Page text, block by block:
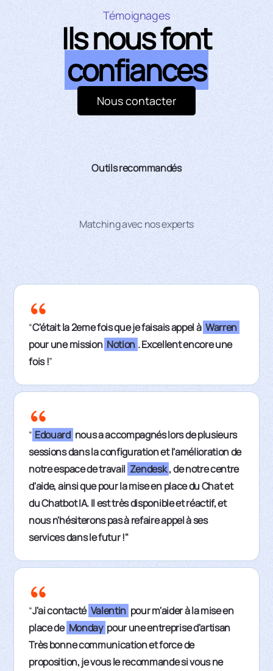
Témoignages
Ils nous font
confiances
Nous contacter
Outils recommandés
Matching avec nos experts
“C'était la 2eme fois que je faisais appel à Warren
pour une mission Notion . Excellent encore une
fois !”
“ Edouard nous a accompagnés lors de plusieurs
sessions dans la configuration et l'amélioration de
notre espace de travail Zendesk , de notre centre
d'aide, ainsi que pour la mise en place du Chat et
du Chatbot IA. Il est très disponible et réactif, et
nous n'hésiterons pas à refaire appel à ses
services dans le futur !"
“J'ai contacté Valentin pour m'aider à la mise en
place de Monday pour une entreprise d'artisan
Très bonne communication et force de
proposition, je vous le recommande si vous ne